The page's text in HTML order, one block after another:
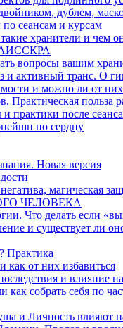
дублем,
сеансам и курсам
хранители и чем
вопросы вашим
активный транс. О
и можно ли от
Практическая польза
практики после сеанса
по сердцу
Новая версия
магическая
ЧЕЛОВЕКА
Что делать если
и существует ли
Практика
как от них избавиться
и влияние
как собрать себя по
и Личность влияют